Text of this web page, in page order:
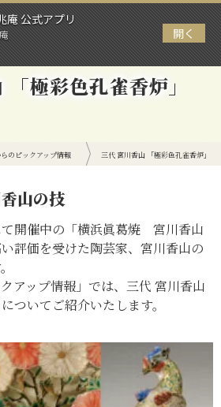
庵 公式アプリ
開く
極彩色孔雀香炉」
のピックアップ情報 三代 宮川香山 「極彩色孔雀香炉」
山の技
開催中の「横浜眞葛焼 宮川香山
評価を受けた陶芸家、宮川香山の
アップ情報」では、三代 宮川香山
ついてご紹介いたします。